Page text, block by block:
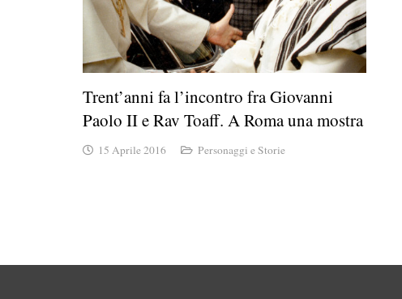
Trent’anni fa l’incontro fra Giovanni
Paolo II e Rav Toaff. A Roma una mostra
15 Aprile 2016 Personaggi e Storie